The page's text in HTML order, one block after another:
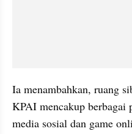
Ia menambahkan, ruang
KPAI mencakup
media sosial dan game